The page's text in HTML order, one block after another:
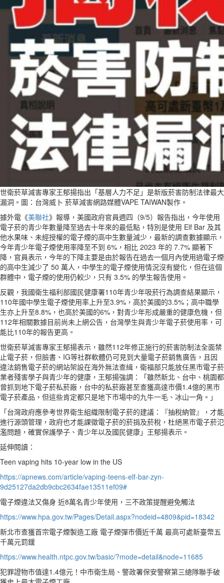
世衛菸草減害專家王郁揚指出「基層人力不足」是新版菸害防制法律最大
漏洞。圖：台灣威卜 菸草減害網路媒體VAPE TAIWAN製作。
據外電《美聯社》報導，美國政府官員週四（9/5）報告指出，今年使用
電子菸的青少年數量降至過去十年來的最低點，特別是使用 Elf Bar 及其
他水果味、未經授權的電子煙的高中生數量減少，最新的調查數據顯示，
今年青少年電子煙使用率降至不到 6%，相比 2023 年的 7.7% 顯著下
降，官員表示，今年的下降主要是由於報告在過去一個月內使用過電子煙
的高中生減少了 50 萬人，中學生的電子煙使用情況沒有變化，但在這個
群體中，電子煙的使用仍較少，只有 3.5% 的學生報告使用。
反觀，我國衛生福利部國民健康署110年青少年吸菸行為調查結果顯示，
110年國中學生電子煙使用率上升至3.9%，高於美國的3.5%；高中職學
生亦上升至8.8%，也高於美國的6%，對青少年形成嚴重的健康危機，但
112年相關數據目前尚未上網公告，台灣學生與青少年電子菸使用率，可
能比110年的報告更高。
世衛菸草減害專家王郁揚表示，雖然112年修正施行的菸害防制法全面禁
止電子菸，但臉書、IG等社群軟體仍可見到大量電子菸銷售廣告，且因
違法銷售電子菸的網站架設在海外無法查緝，衛福部只能放任黑市電子菸
業者殘害學子與青少年的健康，王郁揚強調：「雖然新北、台中、桃園都
曾抓到地下電子菸私菸廠，台中的私菸廠甚至查獲高達市價1.4億的黑市
電子菸產品，但這些肯定都只是地下市場中的九牛一毛、冰山一角。」
「台灣政府應參考世界衛生組織限制電子菸的建議：『抽稅納管』，才能
進行源頭管理，政府也才能課徵電子菸的菸捐及菸稅，杜絕黑市電子菸氾
濫問題，確實保護學子、青少年以及國民健康」王郁揚表示。
延伸閱讀：
Teen vaping hits 10-year low in the US
https://apnews.com/article/vaping-teens-elf-bar-zyn-
9d25127da2db9cbc2634fae13511ef09#
電子煙違法又傷身 近8萬名青少年使用，三不政策提醒避免觸法
https://www.hpa.gov.tw/Pages/Detail.aspx?nodeid=4809&pid=18342
新北市查獲首宗電子煙製造工廠 電子煙彈市價近千萬 最高可處新臺幣五
千萬元罰鍰
https://www.health.ntpc.gov.tw/basic/?mode=detail&node=11685
犯罪證物市值達1.4億元！中市衛生局、警政署保安警察第三總隊聯手破